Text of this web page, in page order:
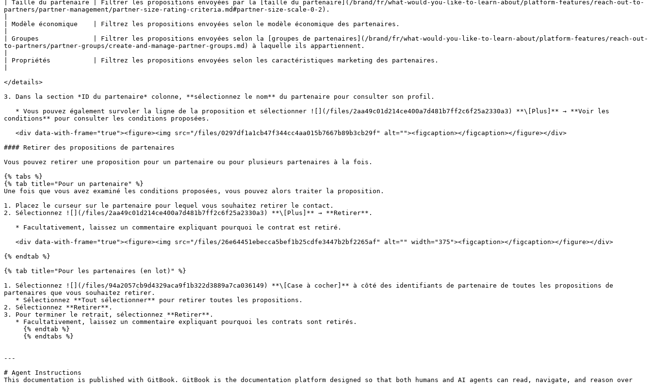
| Taille du partenaire | Filtrer les propositions envoyées par la [taille du partenaire](/brand/fr/what-would-you-like-to-learn-about/platform-features/reach-out-to-
partners/partner-management/partner-size-rating-criteria.md#partner-size-scale-0-2).
| Modèle économique    | Filtrez les propositions envoyées selon le modèle économique des partenaires.
| Groupes              | Filtrer les propositions envoyées selon la [groupes de partenaires](/brand/fr/what-would-you-like-to-learn-about/platform-features/reach-out-
to-partners/partner-groups/create-and-manage-partner-groups.md) à laquelle ils appartiennent.
| Propriétés           | Filtrez les propositions envoyées selon les caractéristiques marketing des partenaires.
</details>
3. Dans la section *ID du partenaire* colonne, **sélectionnez le nom** du partenaire pour consulter son profil.
conditions** pour consulter les conditions proposées.
#### Retirer des propositions de partenaires
Vous pouvez retirer une proposition pour un partenaire ou pour plusieurs partenaires à la fois.
{% tabs %}
{% tab title="Pour un partenaire" %}
Une fois que vous avez examiné les conditions proposées, vous pouvez alors traiter la proposition.
1. Placez le curseur sur le partenaire pour lequel vous souhaitez retirer le contact.
2. Sélectionnez ![](/files/2aa49c01d214ce400a7d481b7ff2c6f25a2330a3) **\[Plus]** → **Retirer**.
{% endtab %}
{% tab title="Pour les partenaires (en lot)" %}
1. Sélectionnez ![](/files/94a2057cb9d4329aca9f1b322d3889a7ca036149) **\[Case à cocher]** à côté des identifiants de partenaire de toutes les propositions de
partenaires que vous souhaitez retirer.
2. Sélectionnez **Retirer**.
3. Pour terminer le retrait, sélectionnez **Retirer**.
---
# Agent Instructions
This documentation is published with GitBook. GitBook is the documentation platform designed so that both humans and AI agents can read, navigate, and reason over